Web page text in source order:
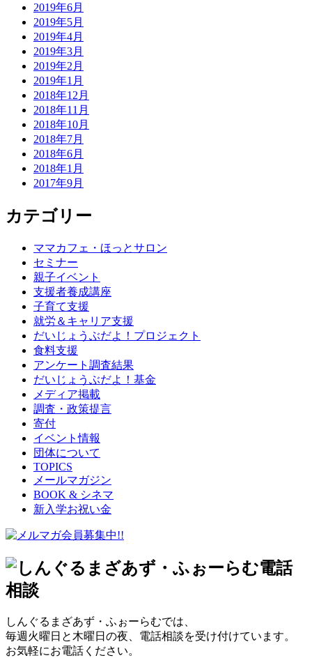
2019年6月
2019年5月
2019年4月
2019年3月
2019年2月
2019年1月
2018年12月
2018年11月
2018年10月
2018年7月
2018年6月
2018年1月
2017年9月
カテゴリー
ママカフェ・ほっとサロン
セミナー
親子イベント
支援者養成講座
子育て支援
就労＆キャリア支援
だいじょうぶだよ！プロジェクト
食料支援
アンケート調査結果
だいじょうぶだよ！基金
メディア掲載
調査・政策提言
寄付
イベント情報
団体について
TOPICS
メールマガジン
BOOK & シネマ
新入学お祝い金
しんぐるまざあず・ふぉーらむでは、
毎週火曜日と木曜日の夜、電話相談を受け付けています。
お気軽にお電話ください。